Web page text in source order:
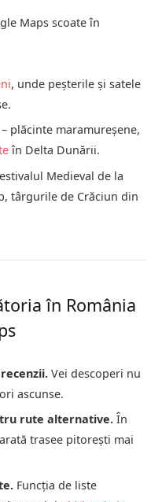
Maps scoate în
, unde peșterile și satele
plăcinte maramureșene,
în Delta Dunării.
Medieval de la
târgurile de Crăciun din
în România
Vei descoperi nu
ascunse.
rute alternative. În
trasee pitorești mai
Funcția de liste